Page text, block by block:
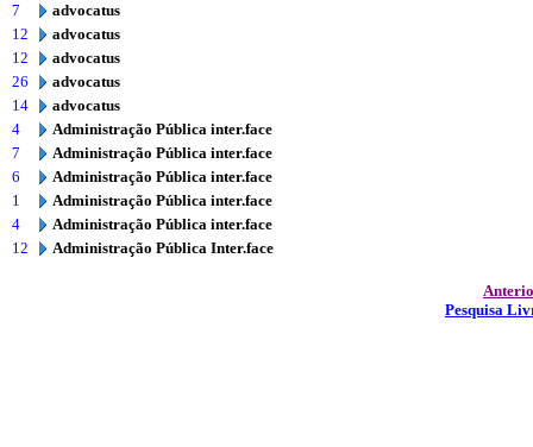
7
advocatus
12
advocatus
12
advocatus
26
advocatus
14
advocatus
4
Administração Pública inter.face
7
Administração Pública inter.face
6
Administração Pública inter.face
1
Administração Pública inter.face
4
Administração Pública inter.face
12
Administração Pública Inter.face
Pesquisa